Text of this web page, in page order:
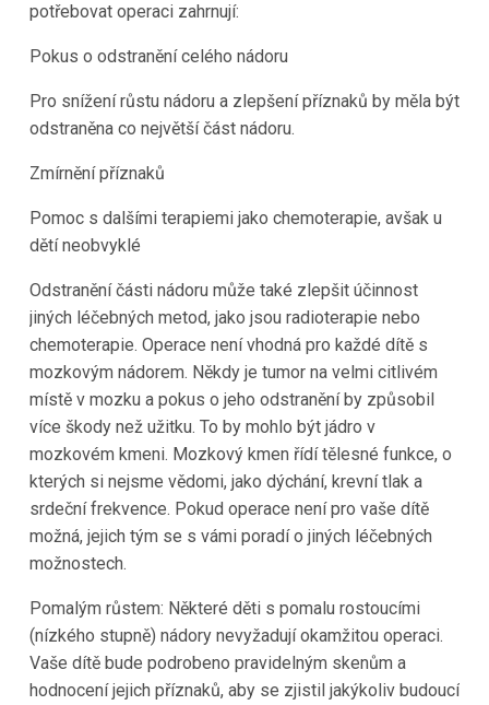
potřebovat operaci zahrnují:
Pokus o odstranění celého nádoru
Pro snížení růstu nádoru a zlepšení příznaků by měla být
odstraněna co největší část nádoru.
Zmírnění příznaků
Pomoc s dalšími terapiemi jako chemoterapie, avšak u
dětí neobvyklé
Odstranění části nádoru může také zlepšit účinnost
jiných léčebných metod, jako jsou radioterapie nebo
chemoterapie. Operace není vhodná pro každé dítě s
mozkovým nádorem. Někdy je tumor na velmi citlivém
místě v mozku a pokus o jeho odstranění by způsobil
více škody než užitku. To by mohlo být jádro v
mozkovém kmeni. Mozkový kmen řídí tělesné funkce, o
kterých si nejsme vědomi, jako dýchání, krevní tlak a
srdeční frekvence. Pokud operace není pro vaše dítě
možná, jejich tým se s vámi poradí o jiných léčebných
možnostech.
Pomalým růstem: Některé děti s pomalu rostoucími
(nízkého stupně) nádory nevyžadují okamžitou operaci.
Vaše dítě bude podrobeno pravidelným skenům a
hodnocení jejich příznaků, aby se zjistil jakýkoliv budoucí